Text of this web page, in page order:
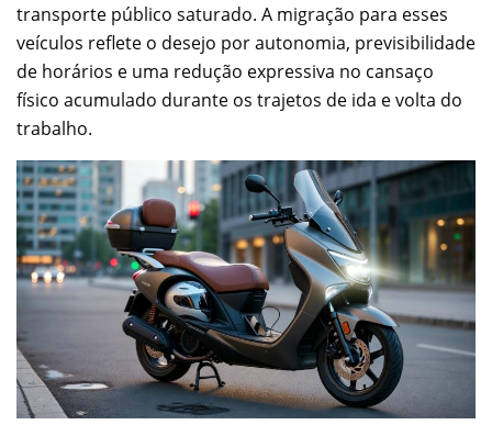
transporte público saturado. A migração para esses
veículos reflete o desejo por autonomia, previsibilidade
de horários e uma redução expressiva no cansaço
físico acumulado durante os trajetos de ida e volta do
trabalho.